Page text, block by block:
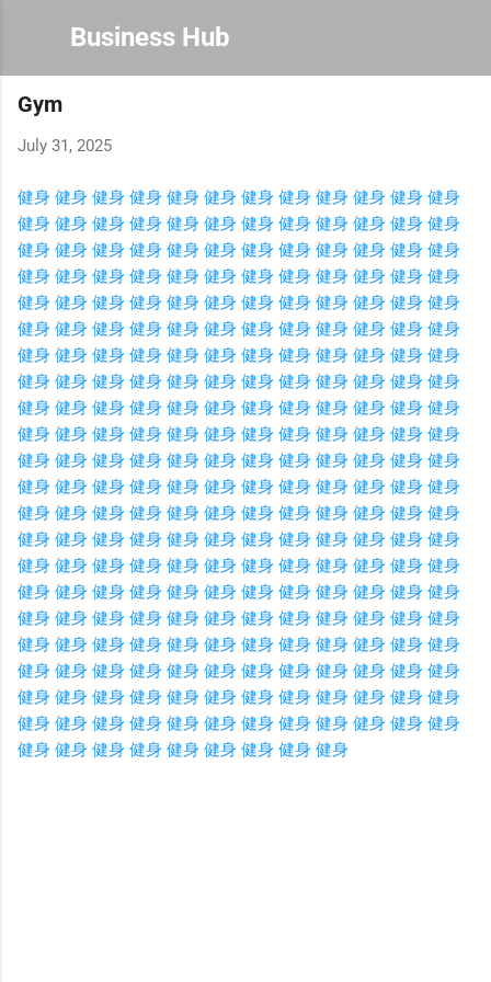
Skip to main content
Business Hub
Gym
July 31, 2025
健身 健身 健身 健身 健身 健身 健身 健身 健身 健身 健身 健身
健身 健身 健身 健身 健身 健身 健身 健身 健身 健身 健身 健身
健身 健身 健身 健身 健身 健身 健身 健身 健身 健身 健身 健身
健身 健身 健身 健身 健身 健身 健身 健身 健身 健身 健身 健身
健身 健身 健身 健身 健身 健身 健身 健身 健身 健身 健身 健身
健身 健身 健身 健身 健身 健身 健身 健身 健身 健身 健身 健身
健身 健身 健身 健身 健身 健身 健身 健身 健身 健身 健身 健身
健身 健身 健身 健身 健身 健身 健身 健身 健身 健身 健身 健身
健身 健身 健身 健身 健身 健身 健身 健身 健身 健身 健身 健身
健身 健身 健身 健身 健身 健身 健身 健身 健身 健身 健身 健身
健身 健身 健身 健身 健身 健身 健身 健身 健身 健身 健身 健身
健身 健身 健身 健身 健身 健身 健身 健身 健身 健身 健身 健身
健身 健身 健身 健身 健身 健身 健身 健身 健身 健身 健身 健身
健身 健身 健身 健身 健身 健身 健身 健身 健身 健身 健身 健身
健身 健身 健身 健身 健身 健身 健身 健身 健身 健身 健身 健身
健身 健身 健身 健身 健身 健身 健身 健身 健身 健身 健身 健身
健身 健身 健身 健身 健身 健身 健身 健身 健身 健身 健身 健身
健身 健身 健身 健身 健身 健身 健身 健身 健身 健身 健身 健身
健身 健身 健身 健身 健身 健身 健身 健身 健身 健身 健身 健身
健身 健身 健身 健身 健身 健身 健身 健身 健身 健身 健身 健身
健身 健身 健身 健身 健身 健身 健身 健身 健身 健身 健身 健身
健身 健身 健身 健身 健身 健身 健身 健身 健身